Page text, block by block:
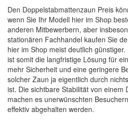
Den Doppelstabmattenzaun Preis
wenn Sie Ihr Modell hier im Shop
anderen Mitbewerbern, aber
stationären Fachhandel kaufen Sie
hier im Shop meist deutlich
ist somit die langfristige Lösung für
mehr Sicherheit und eine geringere
solcher Zaun ja eigentlich durch
ist. Die sichtbare Stabilität von einem
machen es unerwünschten
effektiv abgehalten werden.